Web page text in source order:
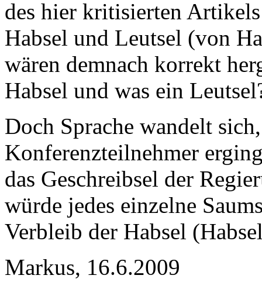
des hier kritisierten
Habsel und Leutsel (von
wären demnach korrekt
Habsel und was ein
Doch Sprache wandelt
Konferenzteilnehmer
das Geschreibsel der
würde jedes einzelne
Verbleib der Habsel
Markus, 16.6.2009